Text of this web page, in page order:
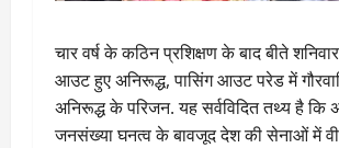
चार वर्ष के कठिन प्रशिक्षण के बाद बीते
आउट हुए अनिरूद्ध, पासिंग आउट परेड में
अनिरूद्ध के परिजन. यह सर्वविदित तथ्य है कि
जनसंख्या घनत्व के बावजूद देश की सेनाओं में